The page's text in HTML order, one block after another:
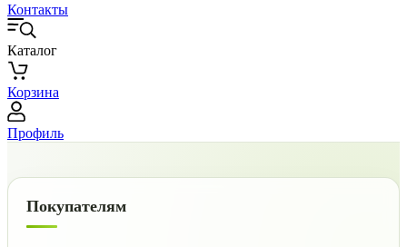
Контакты
Каталог
Корзина
Профиль
Покупателям